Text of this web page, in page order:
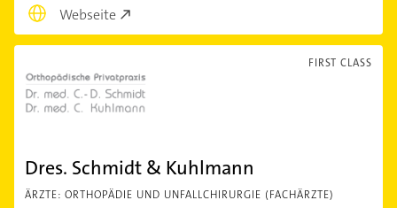
Webseite
FIRST CLASS
Dres. Schmidt & Kuhlmann
ÄRZTE: ORTHOPÄDIE UND UNFALLCHIRURGIE (FACHÄRZTE)